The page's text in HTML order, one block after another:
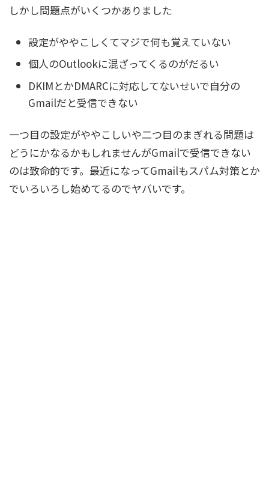
しかし問題点がいくつかありました
設定がややこしくてマジで何も覚えていない
個人のOutlookに混ざってくるのがだるい
DKIMとかDMARCに対応してないせいで自分の
Gmailだと受信できない
一つ目の設定がややこしいや二つ目のまぎれる問題は
どうにかなるかもしれませんがGmailで受信できない
のは致命的です。最近になってGmailもスパム対策とか
でいろいろし始めてるのでヤバいです。